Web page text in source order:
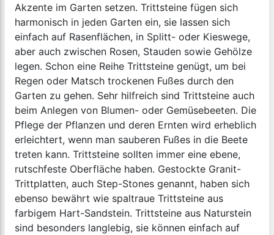
Akzente im Garten setzen. Trittsteine fügen sich
harmonisch in jeden Garten ein, sie lassen sich
einfach auf Rasenflächen, in Splitt- oder Kieswege,
aber auch zwischen Rosen, Stauden sowie Gehölze
legen. Schon eine Reihe Trittsteine genügt, um bei
Regen oder Matsch trockenen Fußes durch den
Garten zu gehen. Sehr hilfreich sind Trittsteine auch
beim Anlegen von Blumen- oder Gemüsebeeten. Die
Pflege der Pflanzen und deren Ernten wird erheblich
erleichtert, wenn man sauberen Fußes in die Beete
treten kann. Trittsteine sollten immer eine ebene,
rutschfeste Oberfläche haben. Gestockte Granit-
Trittplatten, auch Step-Stones genannt, haben sich
ebenso bewährt wie spaltraue Trittsteine aus
farbigem Hart-Sandstein. Trittsteine aus Naturstein
sind besonders langlebig, sie können einfach auf